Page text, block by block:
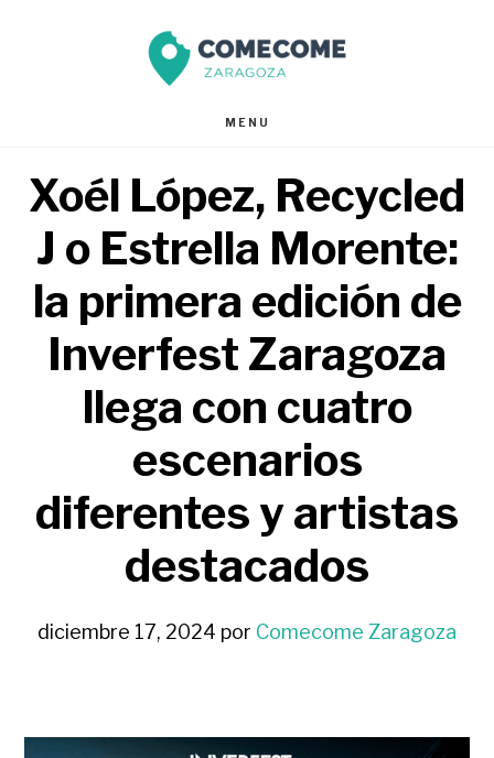
página
MENU
Xoél López, Recycled
J o Estrella Morente:
la primera edición de
Inverfest Zaragoza
llega con cuatro
escenarios
diferentes y artistas
destacados
diciembre 17, 2024 por Comecome Zaragoza